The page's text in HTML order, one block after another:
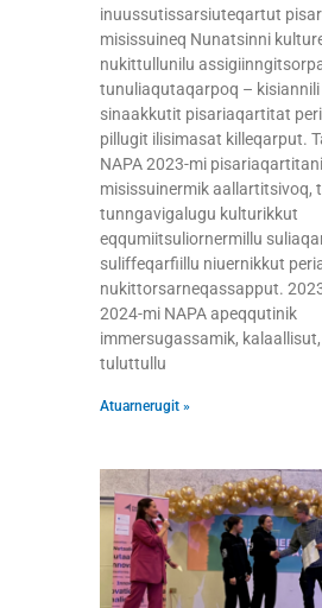
inuussutissarsiuteqartut
misissuineq Nunatsinni
nukittullunilu
tunuliaqutaqarpoq –
sinaakkutit pisariaqartitat
pillugit ilisimasat killeqarput.
NAPA 2023-mi
misissuinermik aallartitsivoq,
tunngavigalugu kulturikkut
eqqumiitsuliornermillu
suliffeqarfiillu niuernikkut
nukittorsarneqassapput.
2024-mi NAPA apeqqutinik
immersugassamik,
tuluttullu
Atuarnerugit »